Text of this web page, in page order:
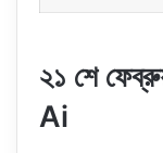
২১ শে
Ai